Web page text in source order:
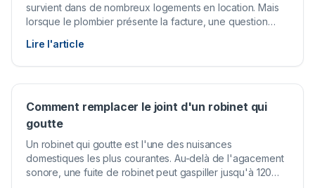
survient dans de nombreux logements en location. Mais
lorsque le plombier présente la facture, une question
le propriétaire ? La réponse dépend de l'origine du
bouchon et du cadre légal en vigueur.
Lire l'article
Comment remplacer le joint d'un robinet qui
goutte
Un robinet qui goutte est l'une des nuisances
domestiques les plus courantes. Au-delà de l'agacement
sonore, une fuite de robinet peut gaspiller jusqu'à 120